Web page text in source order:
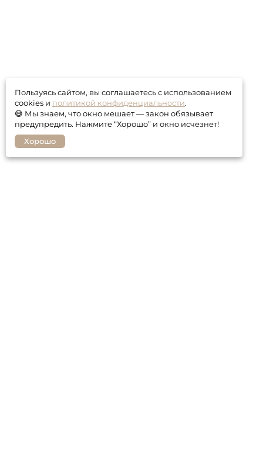
Пользуясь сайтом, вы соглашаетесь с использованием
cookies и политикой конфиденциальности.
😅 Мы знаем, что окно мешает — закон обязывает
предупредить. Нажмите “Хорошо” и окно исчезнет!
Хорошо